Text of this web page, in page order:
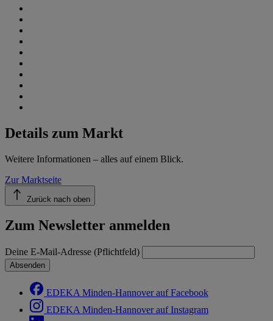
Details zum Markt
Weitere Informationen – alles auf einem Blick.
Zur Marktseite
Zurück nach oben
Zum Newsletter anmelden
Deine E-Mail-Adresse (Pflichtfeld)
Absenden
EDEKA Minden-Hannover auf Facebook
EDEKA Minden-Hannover auf Instagram